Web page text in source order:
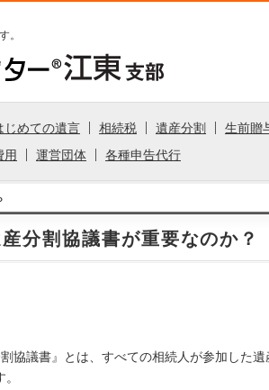
。
じめての遺言 相続税 遺産分割 生前贈
用 運営団体 各種申告代行
分割協議書が重要なのか？
協議書』とは、すべての相続人が参加した